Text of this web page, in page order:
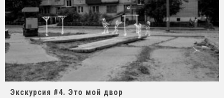
Экскурсия #4. Это мой двор